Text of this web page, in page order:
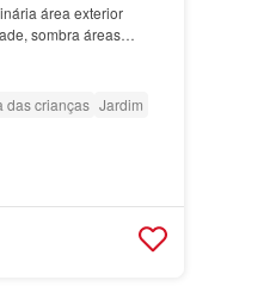
área exterior
sombra áreas
perf…
das crianças Jardim